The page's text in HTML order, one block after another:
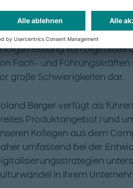
auch, wie sich die jeweiligen
priorisieren lassen. Dies ist
von
Fach- und
große Schwierigkeiten dar.
Berger verfügt als
Produktangebot rund
Kollegen aus dem
umfassend bei der
in Ihrem